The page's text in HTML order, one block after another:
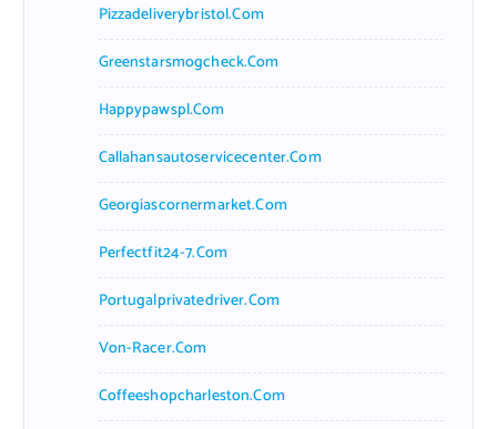
Pizzadeliverybristol.com
Greenstarsmogcheck.com
Happypawspl.com
Callahansautoservicecenter.com
Georgiascornermarket.com
Perfectfit24-7.com
Portugalprivatedriver.com
Von-Racer.com
Coffeeshopcharleston.com